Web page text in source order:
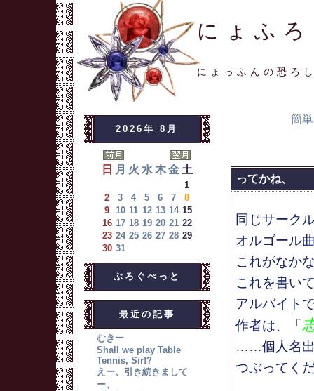
にょふ
にょっふんの恐ろ
2026年 8月
日 月 火 水 木 金 土
1
2
3 4 5 6 7
8
9 10 11 12 13 14 15
16 17 18 19 20 21 22
23 24 25 26 27 28 29
30 31
ぶろぐぺっと
最近の記事
むきー
Shall we play Table
Tennis, Sir!?
えー、引き続きまして
ー、
簡
ってかね、
同じサーク
オルゴール
これがなか
これを書い
アルバイト
作者は、「
……個人名出
つぶってく